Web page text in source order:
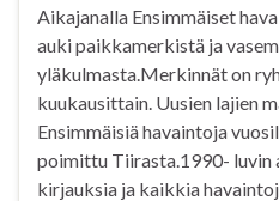
Aikajanalla Ensimmäiset
auki paikkamerkistä ja
yläkulmasta.Merkinnät on
kuukausittain. Uusien lajien
Ensimmäisiä havaintoja
poimittu Tiirasta.1990- luvin
kirjauksia ja kaikkia